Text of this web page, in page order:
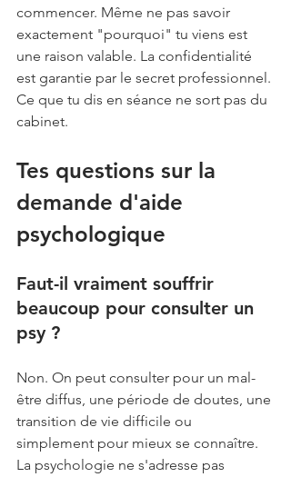
commencer. Même ne pas savoir
exactement "pourquoi" tu viens est
une raison valable. La confidentialité
est garantie par le secret professionnel.
Ce que tu dis en séance ne sort pas du
cabinet.
Tes questions sur la
demande d'aide
psychologique
Faut-il vraiment souffrir
beaucoup pour consulter un
psy ?
Non. On peut consulter pour un mal-
être diffus, une période de doutes, une
transition de vie difficile ou
simplement pour mieux se connaître.
La psychologie ne s'adresse pas